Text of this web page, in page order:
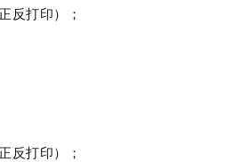
反打印）；
反打印）；